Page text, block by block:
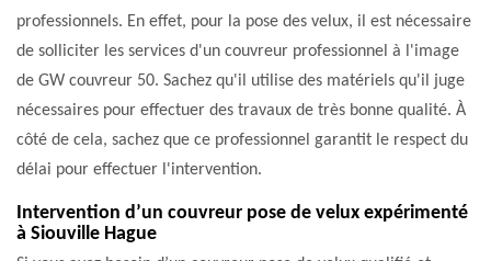
professionnels. En effet, pour la pose des velux, il est nécessaire
de solliciter les services d'un couvreur professionnel à l'image
de GW couvreur 50. Sachez qu'il utilise des matériels qu'il juge
nécessaires pour effectuer des travaux de très bonne qualité. À
côté de cela, sachez que ce professionnel garantit le respect du
délai pour effectuer l'intervention.
Intervention d’un couvreur pose de velux expérimenté
à Siouville Hague